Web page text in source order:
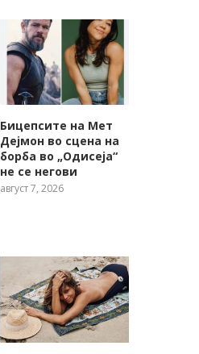
Бицепсите на Мет
Дејмон во сцена на
борба во „Одисеја“
не се негови
август 7, 2026